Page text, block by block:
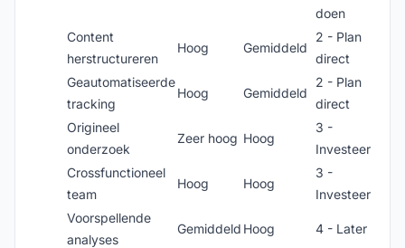
doen
Content
herstructureren
Hoog Gemiddeld
2 - Plan
direct
Geautomatiseerde
tracking
Hoog Gemiddeld
2 - Plan
direct
Origineel
onderzoek
Zeer hoog Hoog
3 -
Investeer
Crossfunctioneel
team
Hoog Hoog
3 -
Investeer
Voorspellende
analyses
Gemiddeld Hoog 4 - Later